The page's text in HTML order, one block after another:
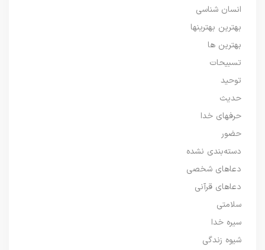
انسان شناسی
بهترین بهترینها
بهترین ها
تسبیحات
توحید
حدیث
حرفهای خدا
حضور
دسته‌بندی نشده
دعاهای شخصی
دعاهای قرآنی
سلامتی
سیره خدا
شیوه زندگی